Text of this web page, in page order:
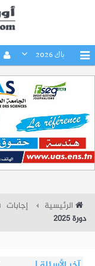
باك 2026
الرئيسية إجابات
دورة 2025